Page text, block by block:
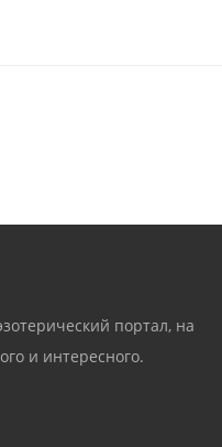
портал, на
и интересного.